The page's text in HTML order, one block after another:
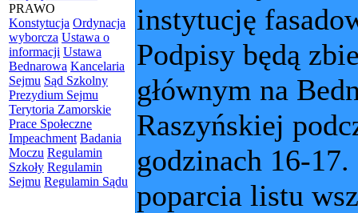
PRAWO
Konstytucja Ordynacja
wyborcza Ustawa o
informacji Ustawa
Bednarowa Kancelaria
Sejmu Sąd Szkolny
Prezydium Sejmu
Terytoria Zamorskie
Prace Społeczne
Impeachment Badania
Moczu Regulamin
Szkoły Regulamin
Sejmu Regulamin Sądu
instytucję
Podpisy będą
głównym na
Raszyńskiej
godzinach 16-
poparcia listu